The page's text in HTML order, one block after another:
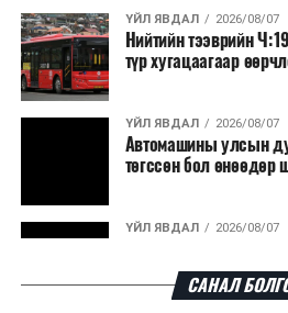
Япон, Герман, Швейцар,
зэрэг улс лаг хатаах, шатаах
байна. Тухайлбал, Германд
гарсан үнснээс фосфор
ашигладаг бол
боловсруулах
эрчим хүч үйлдвэрлэдэг.
Ийнхүү лаг хатаах, шатаах
эзлэхүүнийг бууруулахын
үйлдвэрлэх, нөөцийг дахин
улсад өргөн ашиглаж байна.
ҮЙЛ ЯВДАЛ 2026/08/07
Нийтийн тээврийн
түр хугацаагаар
ҮЙЛ ЯВДАЛ 2026/08/07
Автомашины улсын
төгссөн бол өнөөдөр
ҮЙЛ ЯВДАЛ 2026/08/07
САНАЛ